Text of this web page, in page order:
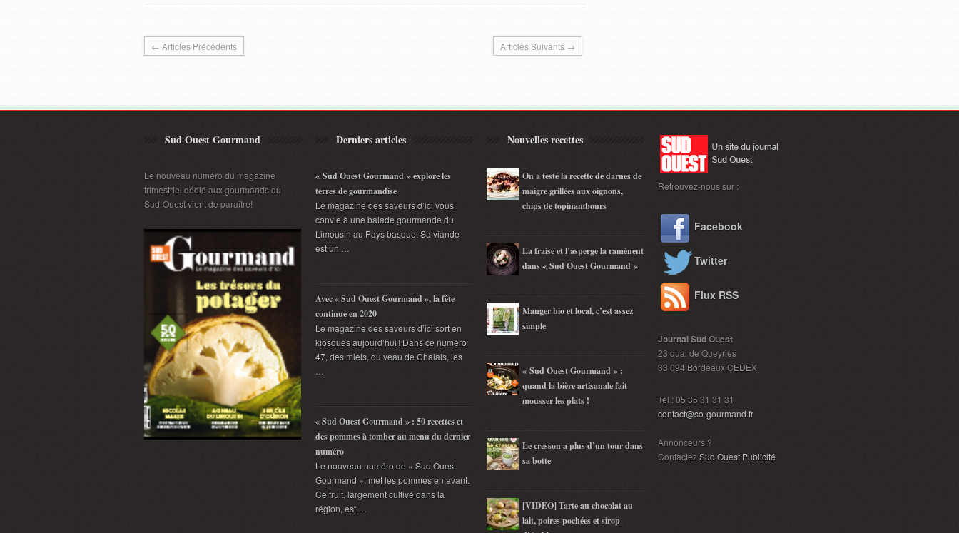
← Articles Précédents Articles Suivants →
Sud Ouest Gourmand
Le nouveau numéro du magazine
trimestriel dédié aux gourmands du
Sud-Ouest vient de paraître!
Derniers articles
« Sud Ouest Gourmand » explore les
terres de gourmandise
Le magazine des saveurs d’ici vous
convie à une balade gourmande du
Limousin au Pays basque. Sa viande
est un …
Avec « Sud Ouest Gourmand », la fête
continue en 2020
Le magazine des saveurs d’ici sort en
kiosques aujourd’hui ! Dans ce numéro
47, des miels, du veau de Chalais, les
…
« Sud Ouest Gourmand » : 50 recettes et
des pommes à tomber au menu du dernier
numéro
Le nouveau numéro de « Sud Ouest
Gourmand », met les pommes en avant.
Ce fruit, largement cultivé dans la
région, est …
Nouvelles recettes
On a testé la recette de darnes de
maigre grillées aux oignons,
chips de topinambours
La fraise et l’asperge la ramènent
dans « Sud Ouest Gourmand »
Manger bio et local, c’est assez
simple
« Sud Ouest Gourmand » :
quand la bière artisanale fait
mousser les plats !
Le cresson a plus d’un tour dans
sa botte
[VIDEO] Tarte au chocolat au
lait, poires pochées et sirop
Retrouvez-nous sur :
Facebook
Twitter
Flux RSS
Journal Sud Ouest
23 quai de Queyries
33 094 Bordeaux CEDEX
Tel : 05 35 31 31 31
contact@so-gourmand.fr
Annonceurs ?
ContactezSud Ouest Publicité